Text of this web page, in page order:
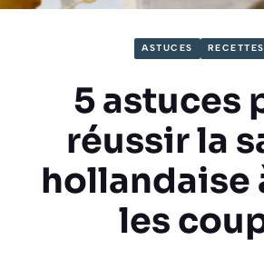
ASTUCES RECETTES
5 astuces
réussir la
hollandaise
les